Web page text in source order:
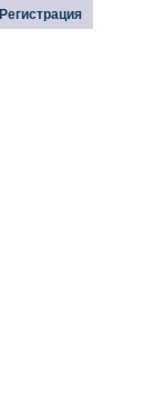
Регистрация